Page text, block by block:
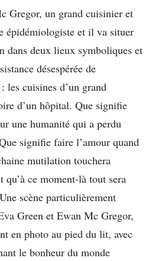
Gregor, un grand cuisinier et
épidémiologiste et il va situer
dans deux lieux symboliques et
désespérée de
les cuisines d’un grand
d’un hôpital. Que signifie
une humanité qui a perdu
signifie faire l’amour quand
mutilation touchera
ce moment-là tout sera
scène particulièrement
Green et Ewan Mc Gregor,
en photo au pied du lit, avec
le bonheur du monde